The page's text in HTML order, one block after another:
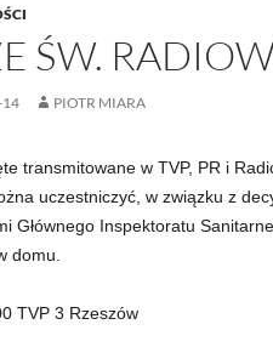
ŚW.
PIOTR MIARA
transmitowane w TVP, PR i
uczestniczyć, w związku z
Głównego Inspektoratu
domu.
TVP 3 Rzeszów